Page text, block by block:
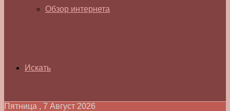
Обзор интернета
Искать
Пятница , 7 Август 2026